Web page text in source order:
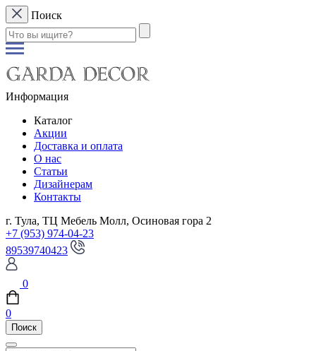
Поиск
Информация
Каталог
Акции
Доставка и оплата
О нас
Статьи
Дизайнерам
Контакты
г. Тула, ТЦ Мебель Молл, Осиновая гора 2
+7 (953) 974-04-23
89539740423
0
0
Поиск